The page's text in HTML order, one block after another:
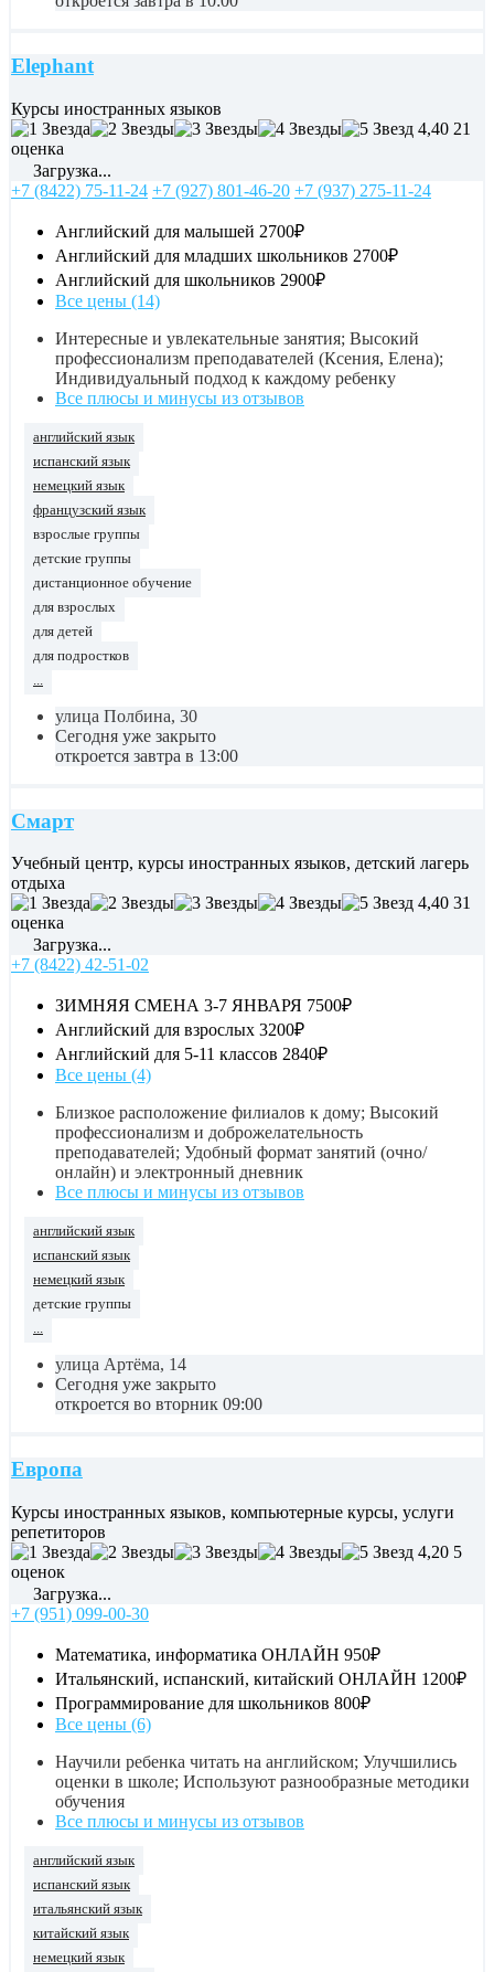
Elephant
Курсы иностранных языков
4,40 21
оценка
Загрузка...
+7 (8422) 75-11-24 +7 (927) 801-46-20 +7 (937) 275-11-24
Английский для малышей 2700₽
Английский для младших школьников 2700₽
Английский для школьников 2900₽
Все цены (14)
Интересные и увлекательные занятия; Высокий
профессионализм преподавателей (Ксения, Елена);
Индивидуальный подход к каждому ребенку
Все плюсы и минусы из отзывов
английский язык
испанский язык
немецкий язык
французский язык
взрослые группы
детские группы
дистанционное обучение
для взрослых
для детей
для подростков
улица Полбина, 30
Сегодня уже закрыто
откроется завтра в 13:00
Смарт
Учебный центр, курсы иностранных языков, детский лагерь
отдыха
4,40 31
оценка
Загрузка...
+7 (8422) 42-51-02
ЗИМНЯЯ СМЕНА 3-7 ЯНВАРЯ 7500₽
Английский для взрослых 3200₽
Английский для 5-11 классов 2840₽
Все цены (4)
Близкое расположение филиалов к дому; Высокий
профессионализм и доброжелательность
преподавателей; Удобный формат занятий (очно/
онлайн) и электронный дневник
Все плюсы и минусы из отзывов
английский язык
испанский язык
немецкий язык
детские группы
...
улица Артёма, 14
Сегодня уже закрыто
откроется во вторник 09:00
Европа
Курсы иностранных языков, компьютерные курсы, услуги
репетиторов
4,20 5
оценок
Загрузка...
+7 (951) 099-00-30
Математика, информатика ОНЛАЙН 950₽
Итальянский, испанский, китайский ОНЛАЙН 1200₽
Программирование для школьников 800₽
Все цены (6)
Научили ребенка читать на английском; Улучшились
оценки в школе; Используют разнообразные методики
обучения
Все плюсы и минусы из отзывов
английский язык
испанский язык
итальянский язык
китайский язык
немецкий язык